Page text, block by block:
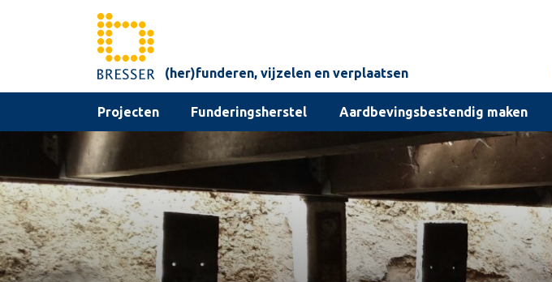
(her)funderen, vijzelen en verplaatsen
Projecten Funderingsherstel Aardbevingsbestendig maken